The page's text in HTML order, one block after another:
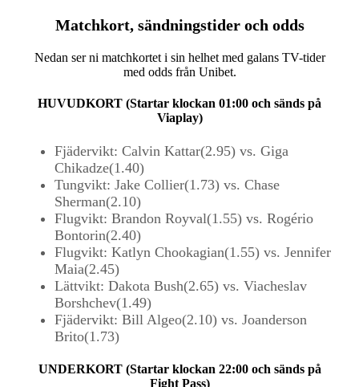
Matchkort, sändningstider och odds
Nedan ser ni matchkortet i sin helhet med galans TV-tider
med odds från Unibet.
HUVUDKORT (Startar klockan 01:00 och sänds på
Viaplay)
Fjädervikt: Calvin Kattar(2.95) vs. Giga
Chikadze(1.40)
Tungvikt: Jake Collier(1.73) vs. Chase
Sherman(2.10)
Flugvikt: Brandon Royval(1.55) vs. Rogério
Bontorin(2.40)
Flugvikt: Katlyn Chookagian(1.55) vs. Jennifer
Maia(2.45)
Lättvikt: Dakota Bush(2.65) vs. Viacheslav
Borshchev(1.49)
Fjädervikt: Bill Algeo(2.10) vs. Joanderson
Brito(1.73)
UNDERKORT (Startar klockan 22:00 och sänds på
Fight Pass)